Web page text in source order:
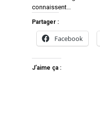
connaissent…
Partager :
Facebook
J’aime ça :